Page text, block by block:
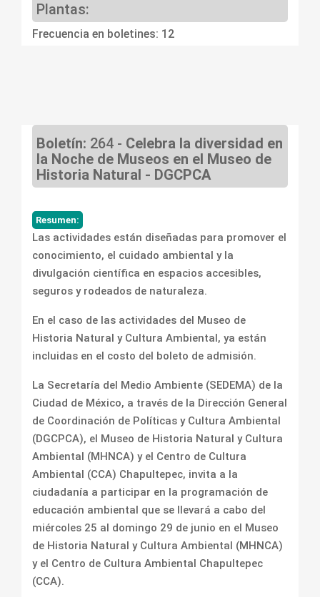
Plantas:
Frecuencia en boletines: 12
Boletín: 264 - Celebra la diversidad en
la Noche de Museos en el Museo de
Historia Natural - DGCPCA
Resumen:
Las actividades están diseñadas para promover el
conocimiento, el cuidado ambiental y la
divulgación científica en espacios accesibles,
seguros y rodeados de naturaleza.
En el caso de las actividades del Museo de
Historia Natural y Cultura Ambiental, ya están
incluidas en el costo del boleto de admisión.
La Secretaría del Medio Ambiente (SEDEMA) de la
Ciudad de México, a través de la Dirección General
de Coordinación de Políticas y Cultura Ambiental
(DGCPCA), el Museo de Historia Natural y Cultura
Ambiental (MHNCA) y el Centro de Cultura
Ambiental (CCA) Chapultepec, invita a la
ciudadanía a participar en la programación de
educación ambiental que se llevará a cabo del
miércoles 25 al domingo 29 de junio en el Museo
de Historia Natural y Cultura Ambiental (MHNCA)
y el Centro de Cultura Ambiental Chapultepec
(CCA).